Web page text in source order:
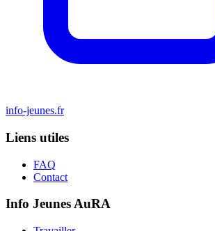
info-jeunes.fr
Liens utiles
FAQ
Contact
Info Jeunes AuRA